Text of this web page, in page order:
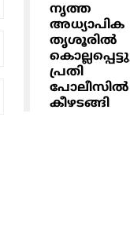
നൃത്ത
അധ്യാപിക
തൃശൂരിൽ
പ്രതി
പോലീസിൽ
കീഴടങ്ങി